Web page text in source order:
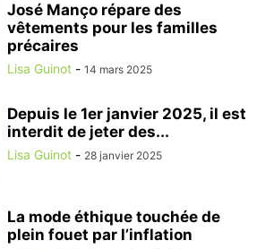
José Manço répare des
vêtements pour les familles
précaires
Lisa Guinot - 14 mars 2025
Depuis le 1er janvier 2025, il est
interdit de jeter des...
Lisa Guinot - 28 janvier 2025
La mode éthique touchée de
plein fouet par l’inflation